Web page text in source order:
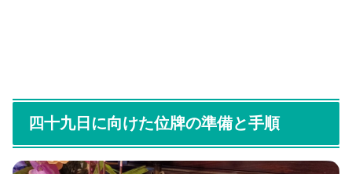
四十九日に向けた位牌の準備と手順